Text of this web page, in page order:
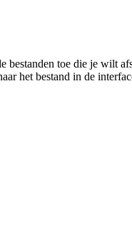
bestanden toe die je wilt
het bestand in de